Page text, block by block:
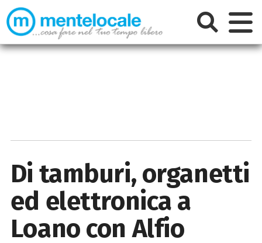
Di tamburi, organetti
ed elettronica a
Loano con Alfio